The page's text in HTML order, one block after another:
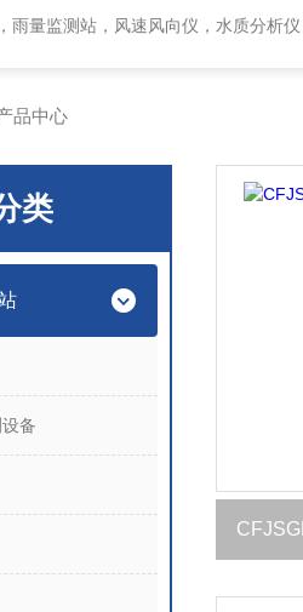
雨量监测站，风速风向仪，水质分析
品中心
类
备